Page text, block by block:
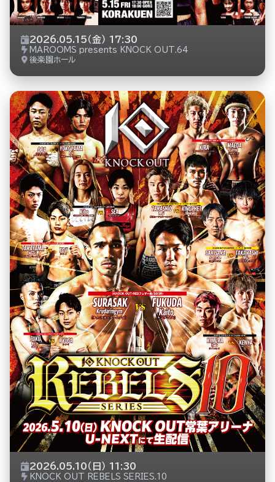
2026.05.15（金） 17:30
MAROOMS presents KNOCK OUT.64
後楽園ホール
2026.05.10（日） 11:30
KNOCK OUT REBELS SERIES.10